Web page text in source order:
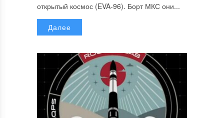
открытый космос (EVA-96). Борт МКС они...
Далее